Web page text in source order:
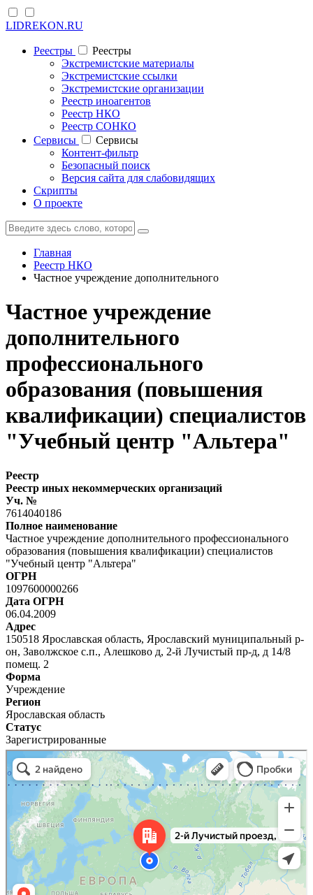
LIDREKON.RU
Реестры
Реестры
Экстремистские материалы
Экстремистские ссылки
Экстремистские организации
Реестр иноагентов
Реестр НКО
Реестр СОНКО
Cервисы
Cервисы
Контент-фильтр
Безопасный поиск
Версия сайта для слабовидящих
Скрипты
О проекте
Главная
Реестр НКО
Частное учреждение дополнительного
Частное учреждение
дополнительного
профессионального
образования (повышения
квалификации) специалистов
"Учебный центр "Альтера"
Реестр
Реестр иных некоммерческих организаций
Уч. №
7614040186
Полное наименование
Частное учреждение дополнительного профессионального
образования (повышения квалификации) специалистов
"Учебный центр "Альтера"
ОГРН
1097600000266
Дата ОГРН
06.04.2009
Адрес
150518 Ярославская область, Ярославский муниципальный р-
он, Заволжское с.п., Алешково д, 2-й Лучистый пр-д, д 14/8
помещ. 2
Форма
Учреждение
Регион
Ярославская область
Статус
Зарегистрированные